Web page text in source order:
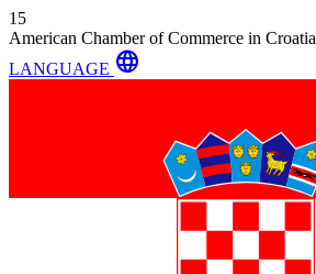
15
American Chamber of Commerce in Croatia
LANGUAGE language